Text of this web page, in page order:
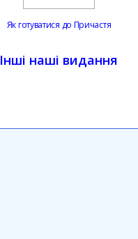
Як готуватися до Причастя
Інші наші видання